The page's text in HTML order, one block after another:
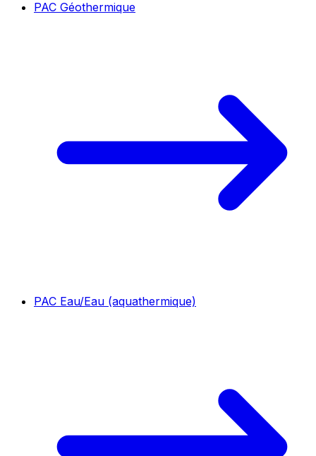
PAC Géothermique
PAC Eau/Eau (aquathermique)